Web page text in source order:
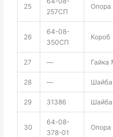
25
257СП
Опора
26
64-08-
350СП
Короб
27 — Гайка
28 —
29 31386 Шайба
30
64-08-
378-01
Опора